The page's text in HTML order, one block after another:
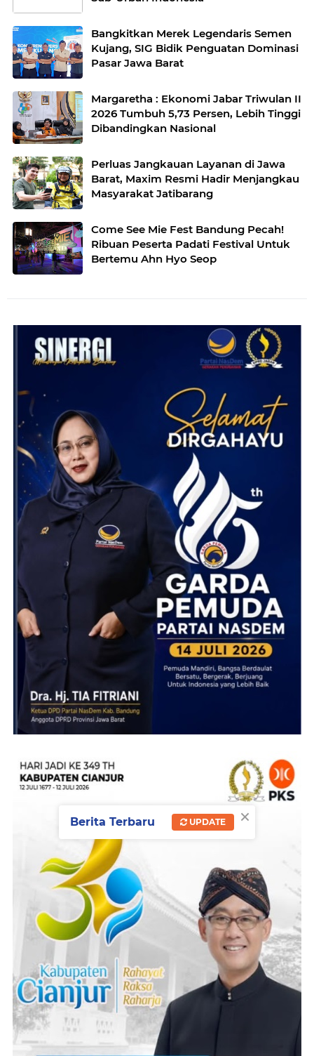
Bangkitkan Merek Legendaris Semen
Kujang, SIG Bidik Penguatan Dominasi
Pasar Jawa Barat
Margaretha : Ekonomi Jabar Triwulan II
2026 Tumbuh 5,73 Persen, Lebih Tinggi
Dibandingkan Nasional
Perluas Jangkauan Layanan di Jawa
Barat, Maxim Resmi Hadir Menjangkau
Masyarakat Jatibarang
Come See Mie Fest Bandung Pecah!
Ribuan Peserta Padati Festival Untuk
Bertemu Ahn Hyo Seop
×
Berita Terbaru UPDATE